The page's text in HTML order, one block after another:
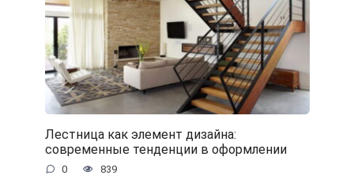
Лестница как элемент дизайна:
современные тенденции в оформлении
0 839